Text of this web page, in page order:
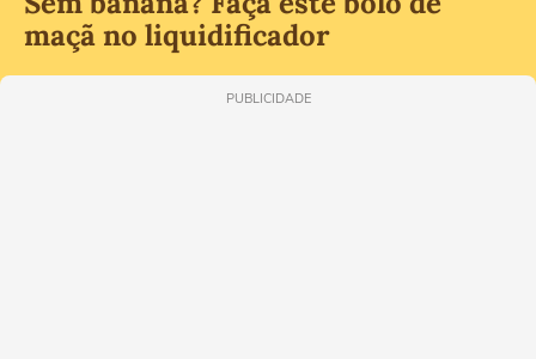
maçã no liquidificador
PUBLICIDADE